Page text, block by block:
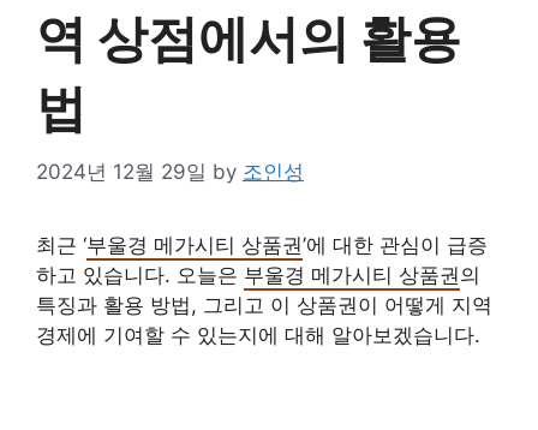
역 상점에서의 활용
법
2024년 12월 29일 by 조인성
최근 ‘부울경 메가시티 상품권’에 대한 관심이 급증
하고 있습니다. 오늘은 부울경 메가시티 상품권의
특징과 활용 방법, 그리고 이 상품권이 어떻게 지역
경제에 기여할 수 있는지에 대해 알아보겠습니다.